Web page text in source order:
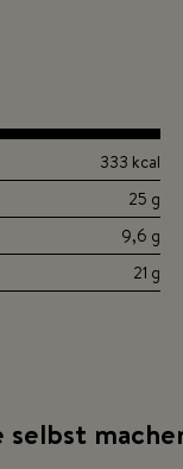
333 kcal
25 g
9,6 g
21 g
selbst